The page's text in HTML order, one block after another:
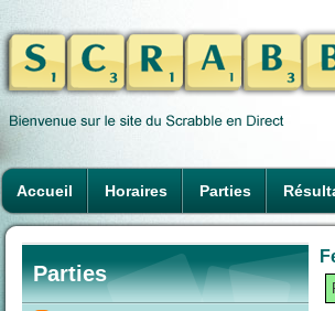
Accueil Horaires Parties
Parties